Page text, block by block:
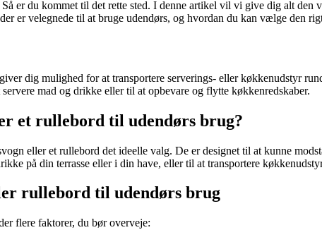
er du kommet til det rette sted. I denne artikel vil vi give dig alt
er velegnede til at bruge udendørs, og hvordan du kan vælge den
dig mulighed for at transportere serverings- eller køkkenudstyr
mad og drikke eller til at opbevare og flytte køkkenredskaber.
et rullebord til udendørs brug?
eller et rullebord det ideelle valg. De er designet til at kunne
på din terrasse eller i din have, eller til at transportere
rullebord til udendørs brug
flere faktorer, du bør overveje: